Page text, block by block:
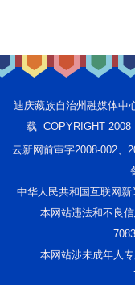
迪庆藏族自治州融媒体
载 COPYRIGHT 2008
云新网前审字2008-002、
中华人民共和国互联网
本网站违法和不良
本网站涉未成年人